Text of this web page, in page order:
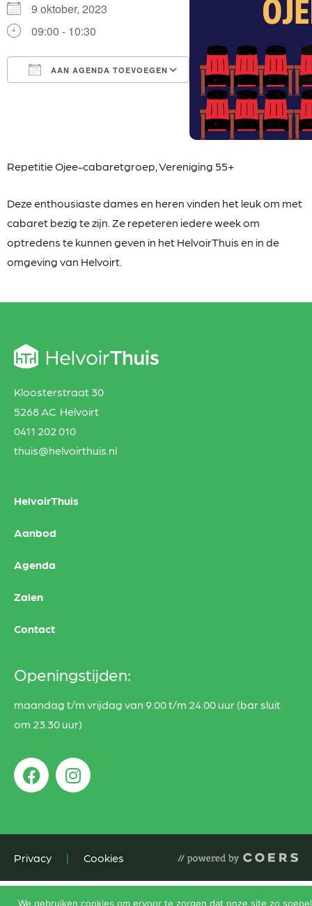
9 oktober, 2023
09:00 - 10:30
AAN AGENDA TOEVOEGEN
Outlook Live
Repetitie Ojee-cabaretgroep, Vereniging 55+
Deze enthousiaste dames en heren vinden het leukom met
cabaret bezig te zijn. Ze repeteren iedere week om
optredens te kunnen geven in het HelvoirThuis en in de
omgeving van Helvoirt.
Kloosterstraat 30
5268 AC Helvoirt
0411 202 010
thuis@helvoirthuis.nl
HelvoirThuis
Aanbod
Agenda
Zalen
Contact
Openingstijden:
maandag t/m vrijdag van 9.00 t/m 24.00 uur (bar sluit
om 23.30 uur)
Privacy | Cookies
We gebruiken cookies om ervoor te zorgen dat onze site zo